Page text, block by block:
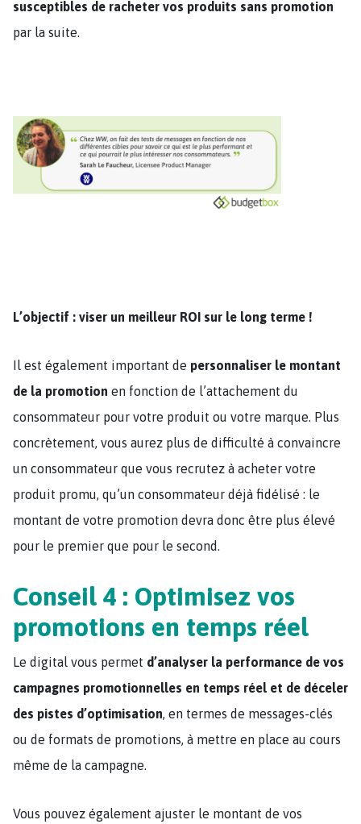
susceptibles de racheter vos produits sans promotion
par la suite.
L’objectif : viser un meilleur ROI sur le long terme !
Il est également important de personnaliser le montant
de la promotion en fonction de l’attachement du
consommateur pour votre produit ou votre marque. Plus
concrètement, vous aurez plus de difficulté à convaincre
un consommateur que vous recrutez à acheter votre
produit promu, qu’un consommateur déjà fidélisé : le
montant de votre promotion devra donc être plus élevé
pour le premier que pour le second.
Conseil 4 : Optimisez vos
promotions en temps réel
Le digital vous permet d’analyser la performance de vos
campagnes promotionnelles en temps réel et de déceler
des pistes d’optimisation, en termes de messages-clés
ou de formats de promotions, à mettre en place au cours
même de la campagne.
Vous pouvez également ajuster le montant de vos